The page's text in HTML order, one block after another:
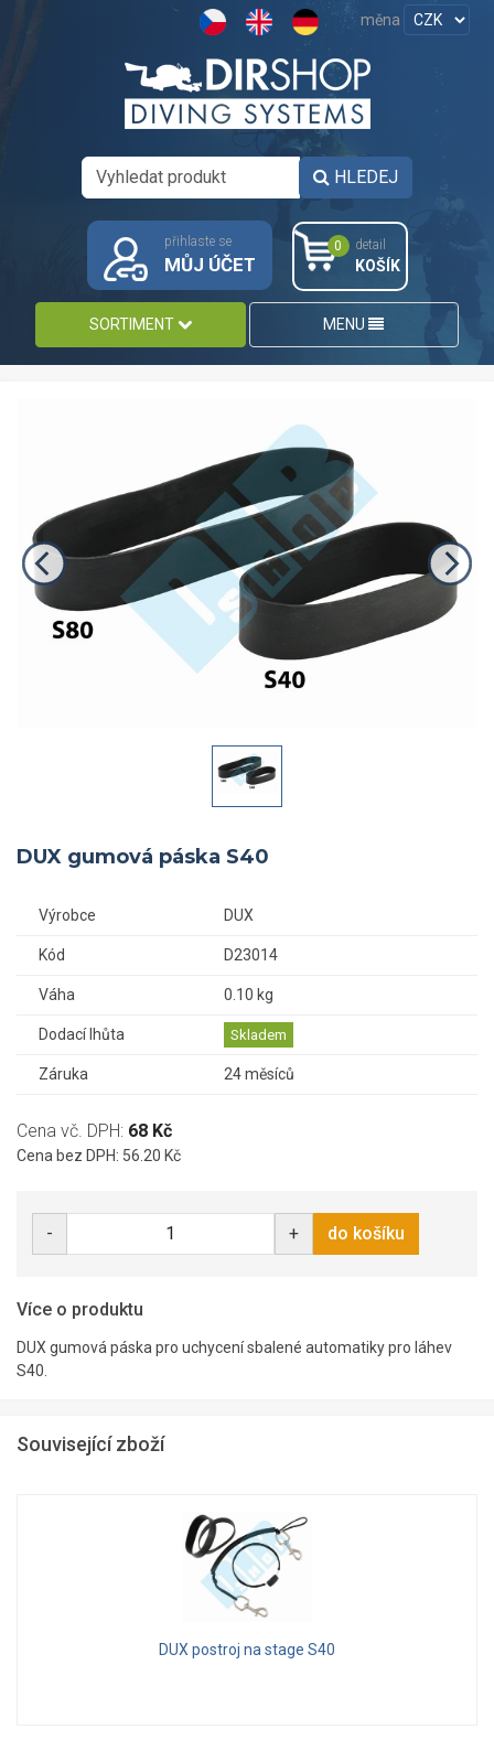
měna
HLEDEJ
přihlaste se
MŮJ ÚČET
0 detail
KOŠÍK
SORTIMENT MENU
DUX gumová páska S40
Výrobce DUX
Kód D23014
Váha 0.10 kg
Dodací lhůta Skladem
Záruka 24 měsíců
Cena vč. DPH: 68 Kč
Cena bez DPH: 56.20 Kč
- + do košíku
Více o produktu
DUX gumová páska pro uchycení sbalené automatiky pro láhev
S40.
Související zboží
DUX postroj na stage S40